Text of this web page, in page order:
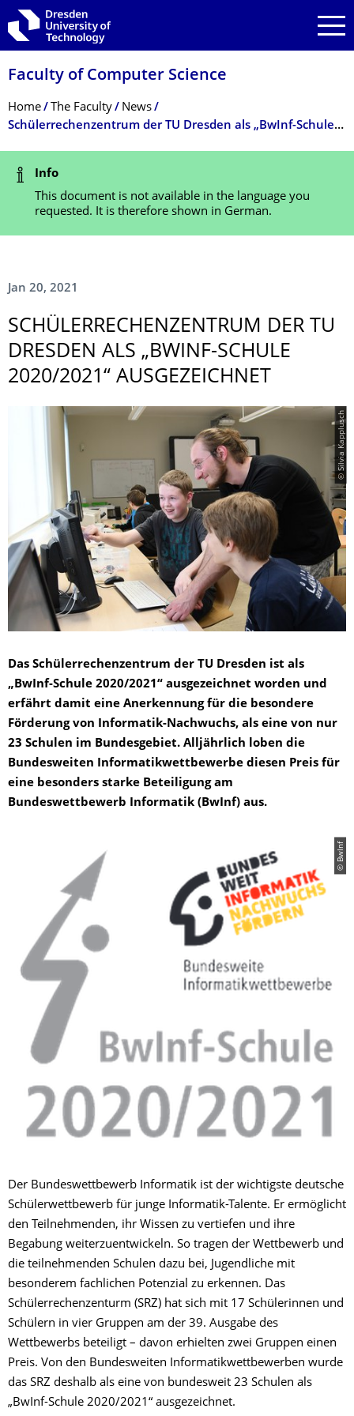
Skip to main navigation
Skip to search
Skip to content
Faculty of Computer Science
Breadcrumb Menu
Home The Faculty
News
Schülerrechenzentrum der TU Dresden als „BwInf-Schule 2020/2021“ ausgezeichnet
Status Message
Info
This document is not available in the language you
requested. It is therefore shown in German.
Jan 20, 2021
SCHÜLERRECHEN­ZENTRUM DER TU
DRESDEN ALS „BWINF-SCHULE
2020/2021“ AUSGEZEICHNET
© Silvia Kapplusch
Das Schülerrechenzentrum der TU Dresden ist als
„BwInf-Schule 2020/2021“ ausgezeichnet worden und
erfährt damit eine Anerkennung für die besondere
Förderung von Informatik-Nachwuchs, als eine von nur
23 Schulen im Bundesgebiet. Alljährlich loben die
Bundesweiten Informatikwettbewerbe diesen Preis für
eine besonders starke Beteiligung am
Bundeswettbewerb Informatik (BwInf) aus.
© BwInf
Der Bundeswettbewerb Informatik ist der wichtigste deutsche
Schülerwettbewerb für junge Informatik-Talente. Er ermöglicht
den Teilnehmenden, ihr Wissen zu vertiefen und ihre
Begabung weiterzuentwickeln. So tragen der Wettbewerb und
die teilnehmenden Schulen dazu bei, Jugendliche mit
besonderem fachlichen Potenzial zu erkennen. Das
Schülerrechenzenturm (SRZ) hat sich mit 17 Schülerinnen und
Schülern in vier Gruppen am der 39. Ausgabe des
Wettbewerbs beteiligt – davon erhielten zwei Gruppen einen
Preis. Von den Bundesweiten Informatikwettbewerben wurde
das SRZ deshalb als eine von bundesweit 23 Schulen als
„BwInf-Schule 2020/2021“ ausgezeichnet.